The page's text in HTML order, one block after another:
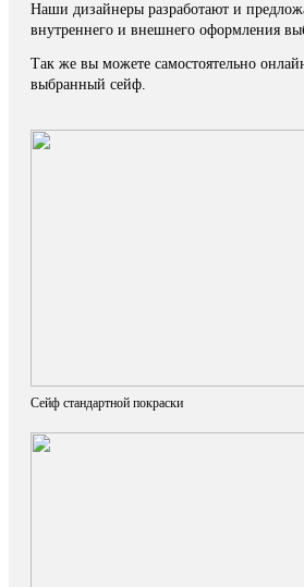
Наши дизайнеры разработают и
внутреннего и внешнего оформления
Так же вы можете самостоятельно
выбранный сейф.
Сейф стандартной покраски